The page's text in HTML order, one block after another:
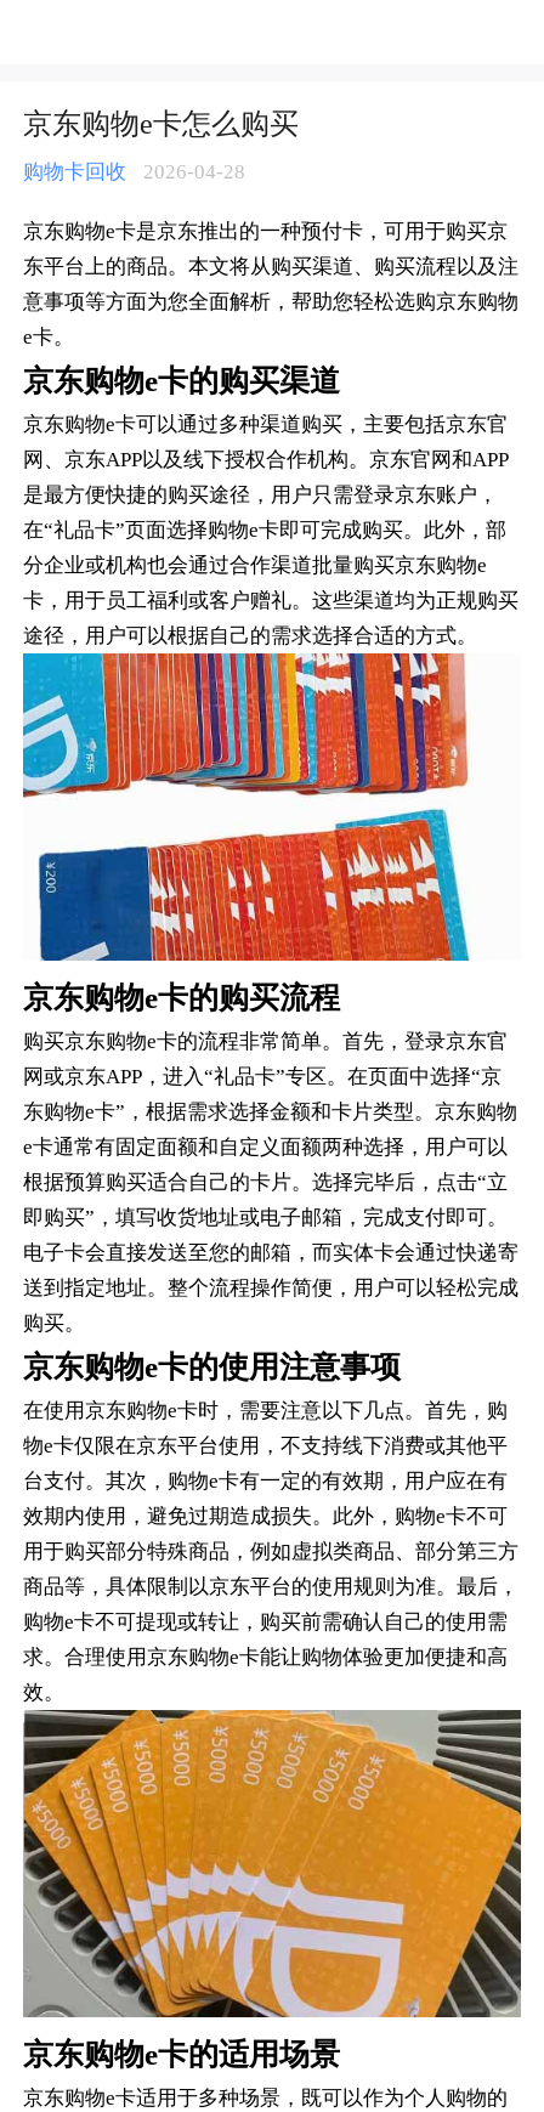
京东购物e卡怎么购买
购物卡回收 2026-04-28
京东购物e卡是京东推出的一种预付卡，可用于购买京
东平台上的商品。本文将从购买渠道、购买流程以及注
意事项等方面为您全面解析，帮助您轻松选购京东购物
e卡。
京东购物e卡的购买渠道
京东购物e卡可以通过多种渠道购买，主要包括京东官
网、京东APP以及线下授权合作机构。京东官网和APP
是最方便快捷的购买途径，用户只需登录京东账户，
在“礼品卡”页面选择购物e卡即可完成购买。此外，部
分企业或机构也会通过合作渠道批量购买京东购物e
卡，用于员工福利或客户赠礼。这些渠道均为正规购买
途径，用户可以根据自己的需求选择合适的方式。
京东购物e卡的购买流程
购买京东购物e卡的流程非常简单。首先，登录京东官
网或京东APP，进入“礼品卡”专区。在页面中选择“京
东购物e卡”，根据需求选择金额和卡片类型。京东购物
e卡通常有固定面额和自定义面额两种选择，用户可以
根据预算购买适合自己的卡片。选择完毕后，点击“立
即购买”，填写收货地址或电子邮箱，完成支付即可。
电子卡会直接发送至您的邮箱，而实体卡会通过快递寄
送到指定地址。整个流程操作简便，用户可以轻松完成
购买。
京东购物e卡的使用注意事项
在使用京东购物e卡时，需要注意以下几点。首先，购
物e卡仅限在京东平台使用，不支持线下消费或其他平
台支付。其次，购物e卡有一定的有效期，用户应在有
效期内使用，避免过期造成损失。此外，购物e卡不可
用于购买部分特殊商品，例如虚拟类商品、部分第三方
商品等，具体限制以京东平台的使用规则为准。最后，
购物e卡不可提现或转让，购买前需确认自己的使用需
求。合理使用京东购物e卡能让购物体验更加便捷和高
效。
京东购物e卡的适用场景
京东购物e卡适用于多种场景，既可以作为个人购物的